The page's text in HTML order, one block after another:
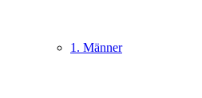
1. Männer